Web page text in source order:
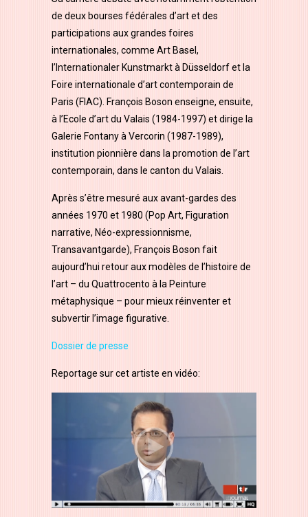
de deux bourses fédérales d’art et des
participations aux grandes foires
internationales, comme Art Basel,
l’Internationaler Kunstmarkt à Düsseldorf et la
Foire internationale d’art contemporain de
Paris (FIAC). François Boson enseigne, ensuite,
à l’Ecole d’art du Valais (1984-1997) et dirige la
Galerie Fontany à Vercorin (1987-1989),
institution pionnière dans la promotion de l’art
contemporain, dans le canton du Valais.
Après s’être mesuré aux avant-gardes des
années 1970 et 1980 (Pop Art, Figuration
narrative, Néo-expressionnisme,
Transavantgarde), François Boson fait
aujourd’hui retour aux modèles de l’histoire de
l’art – du Quattrocento à la Peinture
métaphysique – pour mieux réinventer et
subvertir l’image figurative.
Dossier de presse
Reportage sur cet artiste en vidéo: